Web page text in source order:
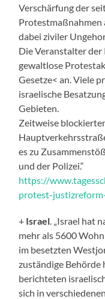
Verschärfung der
Protestmaßnahmen
dabei ziviler
Die Veranstalter
gewaltlose
Gesetze< an. Viele
israelische
Gebieten.
Zeitweise
es zu
und der Polizei.“
https://
protest-
+ Israel . „Israel hat
mehr als 5600
im besetzten
zuständige Behörde
berichteten
sich in